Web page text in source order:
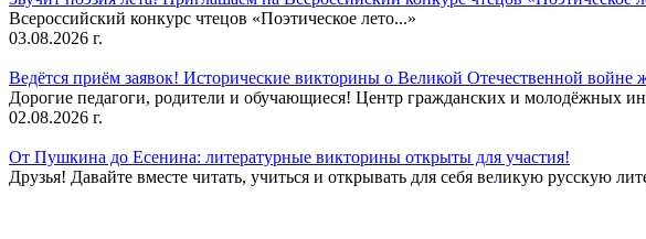
Всероссийский конкурс чтецов «Поэтическое лето...»
03.08.2026 г.
Ведётся приём заявок! Исторические викторины о Великой Отечественной войне
Дорогие педагоги, родители и обучающиеся! Центр гражданских и молодёжных
02.08.2026 г.
От Пушкина до Есенина: литературные викторины открыты для участия!
Друзья! Давайте вместе читать, учиться и открывать для себя великую русскую